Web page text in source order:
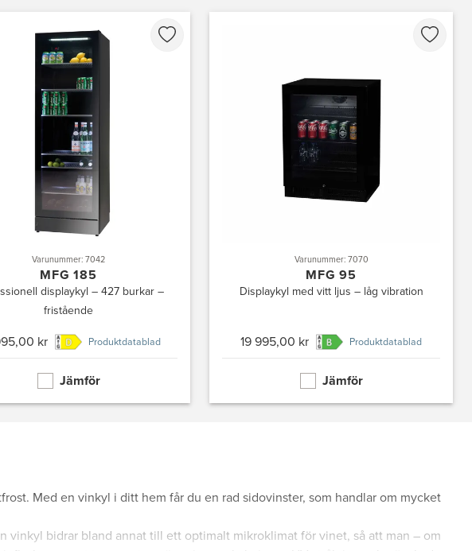
Varunummer: 7042
MFG 185
displaykyl – 427 burkar –
fristående
kr Produktdatablad
Jämför
Varunummer: 7070
MFG 95
Displaykyl med vitt ljus – låg vibration
19 995,00 kr Produktdatablad
Jämför
Med en vinkyl i ditt hem får du en rad sidovinster, som handlar om mycket
bidrar bland annat till ett optimalt mikroklimat för vinet, så att man – om